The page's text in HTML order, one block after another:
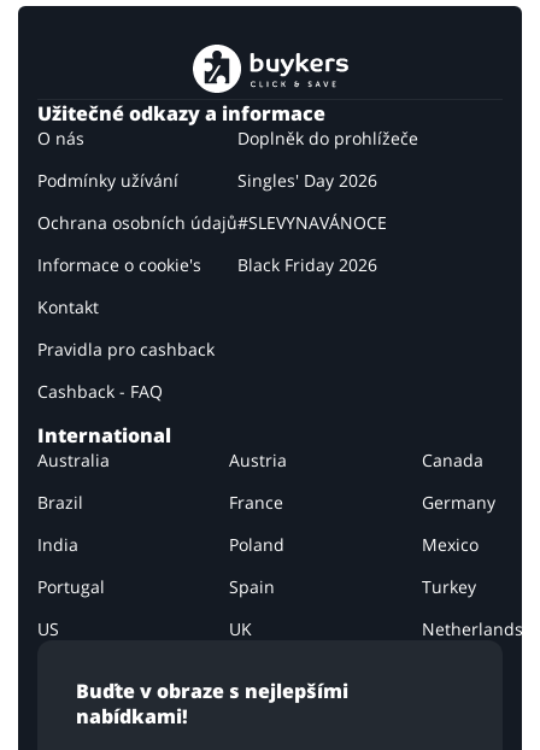
Buďte v obraze s nejlepšími
nabídkami!
Užitečné odkazy a informace
O nás
Podmínky užívání
Ochrana osobních údajů
Informace o cookie's
Kontakt
Pravidla pro cashback
Cashback - FAQ
Doplněk do prohlížeče
Singles' Day 2026
#SLEVYNAVÁNOCE
Black Friday 2026
International
Australia Austria
Canada
Brazil
France
Germany
India
Poland
Mexico
Portugal
Spain
Turkey
US
UK Netherlands